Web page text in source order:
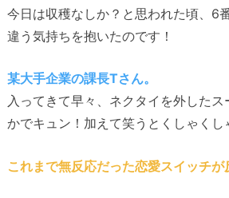
今日は収穫なしか？と思われた頃、6
違う気持ちを抱いたのです！
某大手企業の課長Tさん。
入ってきて早々、ネクタイを外した
かでキュン！加えて笑うとくしゃくし
これまで無反応だった恋愛スイッチが